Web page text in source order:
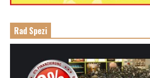
Rad Spezi